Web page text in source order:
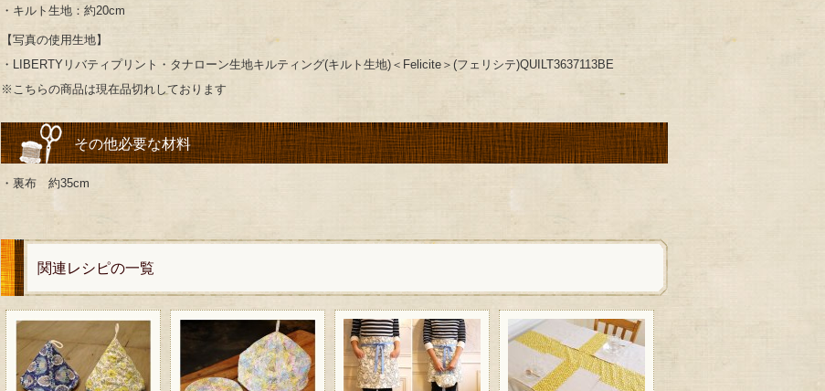
・キルト生地：約20cm
【写真の使用生地】
・LIBERTYリバティプリント・タナローン生地キルティング(キルト生地)＜Felicite＞(フェリシテ)QUILT3637113BE
※こちらの商品は現在品切れしております
その他必要な材料
・裏布 約35cm
関連レシピの一覧